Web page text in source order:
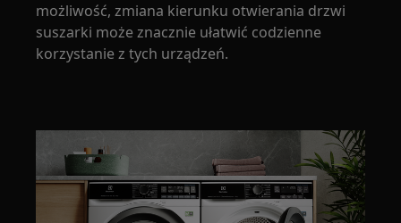
możliwość, zmiana kierunku otwierania drzwi
suszarki może znacznie ułatwić codzienne
korzystanie z tych urządzeń.